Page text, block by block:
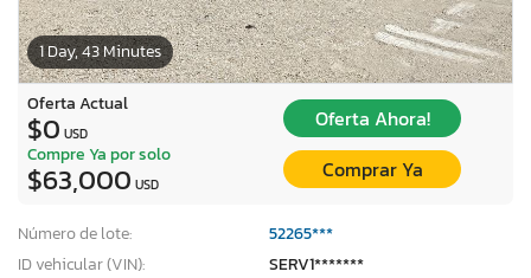
1 Day, 43 Minutes
Oferta Actual
$0 USD
Oferta Ahora!
Compre Ya por solo
$63,000 USD
Comprar Ya
Número de lote:
52265***
ID vehicular (VIN):
SERV1*******